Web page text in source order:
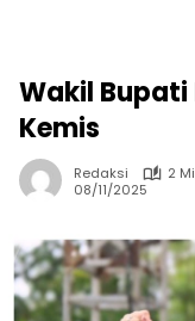
Wakil Bupati
Kemis
Redaksi
2
08/11/2025